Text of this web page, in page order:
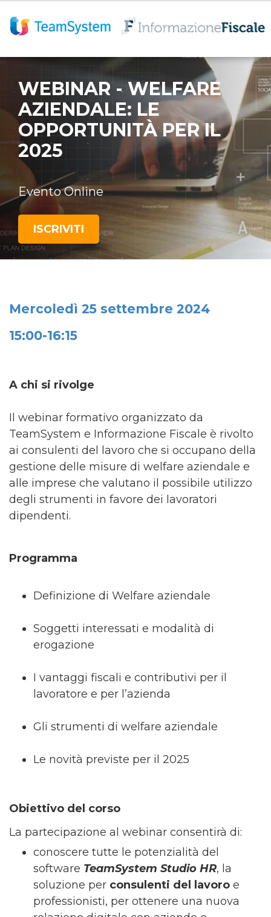
WEBINAR - WELFARE
AZIENDALE: LE
OPPORTUNITÀ PER IL
2025
Evento Online
ISCRIVITI
Mercoledì 25 settembre 2024
15:00-16:15
A chi si rivolge
Il webinar formativo organizzato da
TeamSystem e Informazione Fiscale è rivolto
ai consulenti del lavoro che si occupano della
gestione delle misure di welfare aziendale e
alle imprese che valutano il possibile utilizzo
degli strumenti in favore dei lavoratori
dipendenti.
Programma
Definizione di Welfare aziendale
Soggetti interessati e modalità di
erogazione
I vantaggi fiscali e contributivi per il
lavoratore e per l’azienda
Gli strumenti di welfare aziendale
Le novità previste per il 2025
Obiettivo del corso
La partecipazione al webinar consentirà di:
conoscere tutte le potenzialità del
software TeamSystem Studio HR, la
soluzione per consulenti del lavoro e
professionisti, per ottenere una nuova